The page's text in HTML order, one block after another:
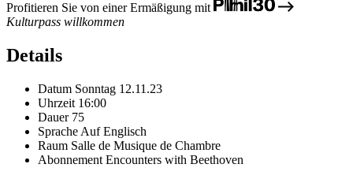
Profitieren Sie von einer Ermäßigung mit
Kulturpass willkommen
Details
Datum Sonntag 12.11.23
Uhrzeit 16:00
Dauer 75
Sprache Auf Englisch
Raum Salle de Musique de Chambre
Abonnement Encounters with Beethoven